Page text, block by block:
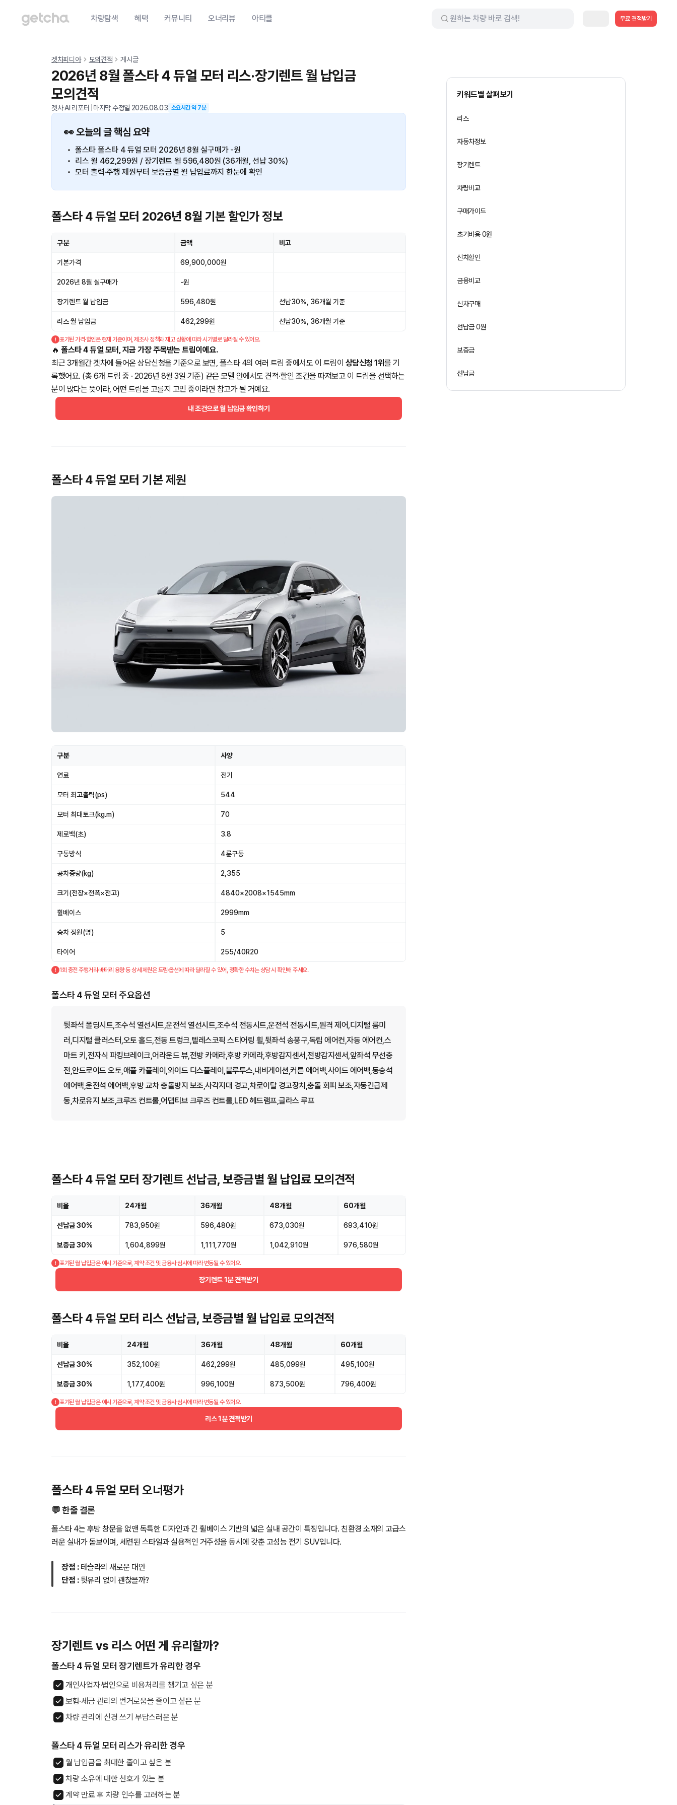
차량탐색 혜택 커뮤니티 오너리뷰 아티클 무료 견적받기
겟차피디아 모의견적 게시글
2026년 8월 폴스타 4 듀얼 모터 리스·장기렌트 월 납입금
모의견적
겟차 AI 리포터 마지막 수정일 2026.08.03 소요시간 약7분
👀 오늘의 글 핵심 요약
폴스타 폴스타 4 듀얼 모터 2026년 8월 실구매가 -원
리스 월 462,299원 / 장기렌트 월 596,480원 (36개월, 선납 30%)
모터 출력·주행 제원부터 보증금별 월 납입료까지 한눈에 확인
폴스타 4 듀얼 모터 2026년 8월 기본 할인가 정보
구분 금액 비고
기본가격 69,900,000원
2026년 8월 실구매가 -원
장기렌트 월 납입금 596,480원 선납30%, 36개월 기준
리스 월 납입금 462,299원 선납30%, 36개월 기준
표기된 가격·할인은 현재 기준이며, 제조사 정책과 재고 상황에 따라 시기별로 달라질 수 있어요.
🔥 폴스타 4 듀얼 모터, 지금 가장 주목받는 트림이에요.
최근 3개월간 겟차에 들어온 상담신청을 기준으로 보면, 폴스타 4의 여러 트림 중에서도 이 트림이 상담신청 1위를 기
록했어요. (총 6개 트림 중 · 2026년 8월 3일 기준) 같은 모델 안에서도 견적·할인 조건을 따져보고 이 트림을 선택하는
분이 많다는 뜻이라, 어떤 트림을 고를지 고민 중이라면 참고가 될 거예요.
내 조건으로 월 납입금 확인하기
폴스타 4 듀얼 모터 기본 제원
구분 사양
연료 전기
모터 최고출력(ps) 544
모터 최대토크(kg.m) 70
제로백(초) 3.8
구동방식 4륜구동
공차중량(kg) 2,355
크기(전장×전폭×전고) 4840×2008×1545mm
휠베이스 2999mm
승차 정원(명) 5
타이어 255/40R20
1회 충전 주행거리·배터리 용량 등 상세 제원은 트림·옵션에 따라 달라질 수 있어, 정확한 수치는 상담 시 확인해 주세요.
폴스타 4 듀얼 모터 주요옵션
뒷좌석 폴딩시트,조수석 열선시트,운전석 열선시트,조수석 전동시트,운전석 전동시트,원격 제어,디지털 룸미
러,디지털 클러스터,오토 홀드,전동 트렁크,텔레스코픽 스티어링 휠,뒷좌석 송풍구,독립 에어컨,자동 에어컨,스
마트 키,전자식 파킹브레이크,어라운드 뷰,전방 카메라,후방 카메라,후방감지센서,전방감지센서,앞좌석 무선충
전,안드로이드 오토,애플 카플레이,와이드 디스플레이,블루투스,내비게이션,커튼 에어백,사이드 에어백,동승석
에어백,운전석 에어백,후방 교차 충돌방지 보조,사각지대 경고,차로이탈 경고장치,충돌 회피 보조,자동긴급제
동,차로유지 보조,크루즈 컨트롤,어댑티브 크루즈 컨트롤,LED 헤드램프,글라스 루프
폴스타 4 듀얼 모터 장기렌트 선납금, 보증금별 월 납입료 모의견적
비율 24개월 36개월 48개월 60개월
선납금 30% 783,950원 596,480원 673,030원 693,410원
보증금 30% 1,604,899원 1,111,770원 1,042,910원 976,580원
표기된 월 납입금은 예시 기준으로, 계약 조건 및 금융사 심사에 따라 변동될 수 있어요.
장기렌트 1분 견적받기
폴스타 4 듀얼 모터 리스 선납금, 보증금별 월 납입료 모의견적
비율 24개월 36개월 48개월 60개월
선납금 30% 352,100원 462,299원 485,099원 495,100원
보증금 30% 1,177,400원 996,100원 873,500원 796,400원
표기된 월 납입금은 예시 기준으로, 계약 조건 및 금융사 심사에 따라 변동될 수 있어요.
리스 1분 견적받기
폴스타 4 듀얼 모터 오너평가
💬 한줄 결론
폴스타 4는 후방 창문을 없앤 독특한 디자인과 긴 휠베이스 기반의 넓은 실내 공간이 특징입니다. 친환경 소재의 고급스
러운 실내가 돋보이며, 세련된 스타일과 실용적인 거주성을 동시에 갖춘 고성능 전기 SUV입니다.
장점 : 테슬라의 새로운 대안
단점 :뒷유리 없이 괜찮을까?
장기렌트 vs 리스 어떤 게 유리할까?
폴스타 4 듀얼 모터 장기렌트가 유리한 경우
개인사업자·법인으로 비용처리를 챙기고 싶은 분
보험·세금 관리의 번거로움을 줄이고 싶은 분
차량 관리에 신경 쓰기 부담스러운 분
폴스타 4 듀얼 모터 리스가 유리한 경우
월 납입금을 최대한 줄이고 싶은 분
차량 소유에 대한 선호가 있는 분
계약 만료 후 차량 인수를 고려하는 분
키워드별 살펴보기
리스
자동차정보
장기렌트
차량비교
구매가이드
초기비용 0원
신차할인
금융비교
신차구매
선납금 0원
보증금
선납금